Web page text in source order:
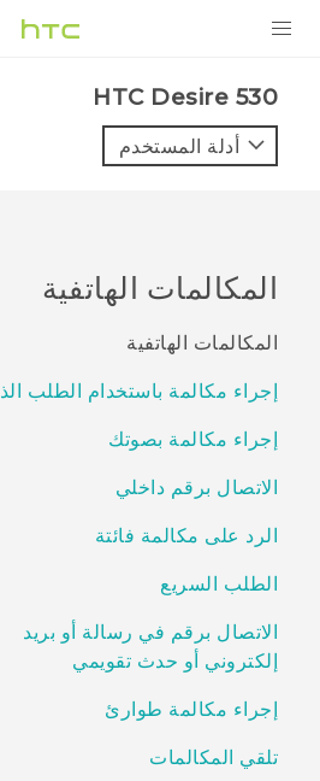
VIVE
VIVERSE
البرامج + التطبيقات
الدعم
أجهزة HTC والملحقات
HTC Desire 530‎
أدلة المستخدم
المكالمات الهاتفية
المكالمات الهاتفية
إجراء مكالمة باستخدام الطلب
إجراء مكالمة بصوتك
الاتصال برقم داخلي
الرد على مكالمة فائتة
الطلب السريع
الاتصال برقم في رسالة أو بريد
إلكتروني أو حدث تقويمي
إجراء مكالمة طوارئ
تلقي المكالمات